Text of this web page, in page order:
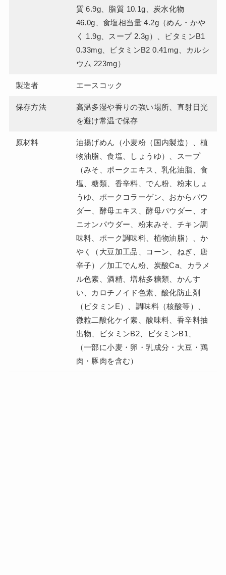
質 6.9g、脂質 10.1g、炭水化物
46.0g、食塩相当量 4.2g（めん・かや
く 1.9g、スープ 2.3g）、ビタミンB1
0.33mg、ビタミンB2 0.41mg、カルシ
ウム 223mg）
製造者 エースコック
保存方法
高温多湿や香りの強い場所、直射日光
を避け常温で保存
原材料
油揚げめん（小麦粉（国内製造）、植
物油脂、食塩、しょうゆ）、スープ
（みそ、ポークエキス、乳化油脂、食
塩、糖類、香辛料、でん粉、粉末しょ
うゆ、ポークコラーゲン、おからパウ
ダー、酵母エキス、酵母パウダー、オ
ニオンパウダー、粉末みそ、チキン調
味料、ポーク調味料、植物油脂）、か
やく（大豆加工品、コーン、ねぎ、唐
辛子）／加工でん粉、炭酸Ca、カラメ
ル色素、酒精、増粘多糖類、かんす
い、カロチノイド色素、酸化防止剤
（ビタミンE）、調味料（核酸等）、
微粒二酸化ケイ素、酸味料、香辛料抽
出物、ビタミンB2、ビタミンB1、
（一部に小麦・卵・乳成分・大豆・鶏
肉・豚肉を含む）